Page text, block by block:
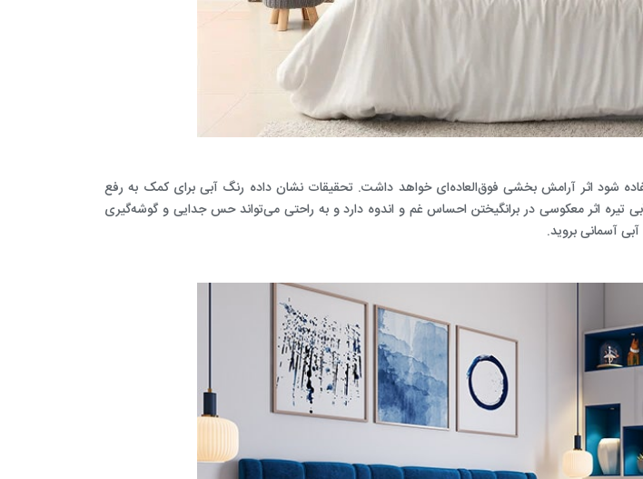
شود اثر آرامش بخشی فوق‌العاده‌ای خواهد داشت. تحقیقات نشان داده رنگ آبی برای کمک به رفع
تیره اثر معکوسی در برانگیختن احساس غم و اندوه دارد و به راحتی می‌تواند حس جدایی و گوشه‌گیری
آسمانی بروید.